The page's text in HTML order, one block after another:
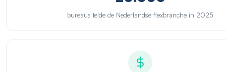
bureaus telde de Nederlandse flexbranche in 2025